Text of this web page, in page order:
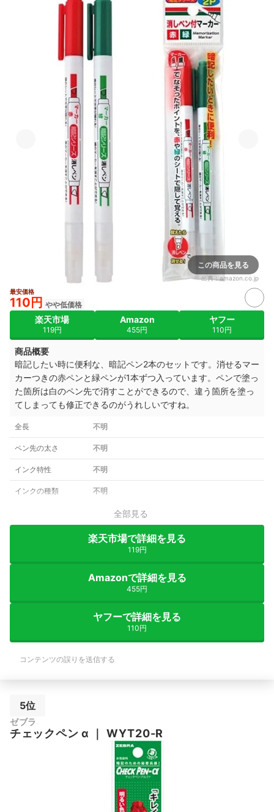
この商品を見る
出典：amazon.co.jp
最安価格
110円 やや低価格
楽天市場
119円
Amazon
455円
ヤフー
110円
商品概要
暗記したい時に便利な、暗記ペン2本のセットです。消せるマー
カーつきの赤ペンと緑ペンが1本ずつ入っています。ペンで塗っ
た箇所は白のペン先で消すことができるので、違う箇所を塗っ
てしまっても修正できるのがうれしいですね。
全長 不明
ペン先の太さ 不明
インク特性 不明
インクの種類 不明
全部見る
楽天市場で詳細を見る
119円
Amazonで詳細を見る
455円
ヤフーで詳細を見る
110円
コンテンツの誤りを送信する
5位
ゼブラ
チェックペン α WYT20-R